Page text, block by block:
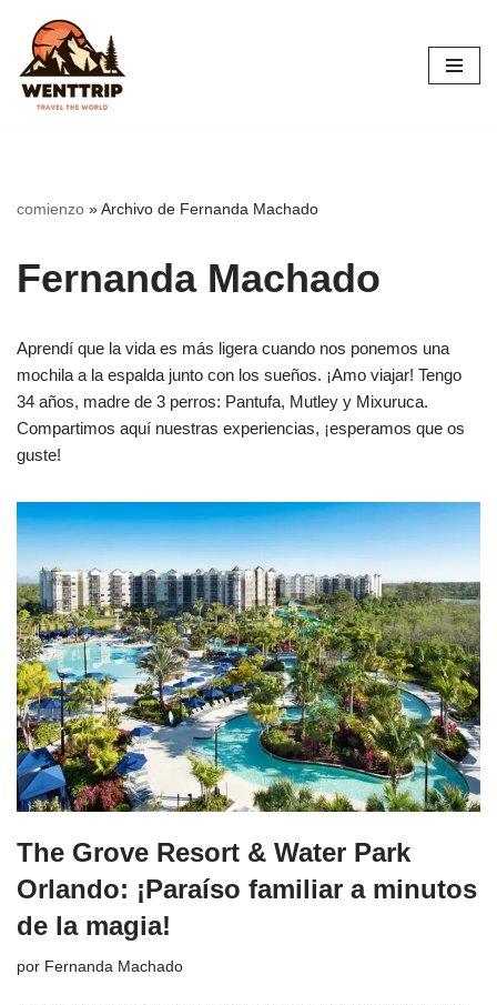
Saltar
al
contenido
comienzo »Archivo de Fernanda Machado
Fernanda Machado
Aprendí que la vida es más ligera cuando nos ponemos una
mochila a la espalda junto con los sueños. ¡Amo viajar! Tengo
34 años, madre de 3 perros: Pantufa, Mutley y Mixuruca.
Compartimos aquí nuestras experiencias, ¡esperamos que os
guste!
The Grove Resort & Water Park
Orlando: ¡Paraíso familiar a minutos
de la magia!
por Fernanda Machado